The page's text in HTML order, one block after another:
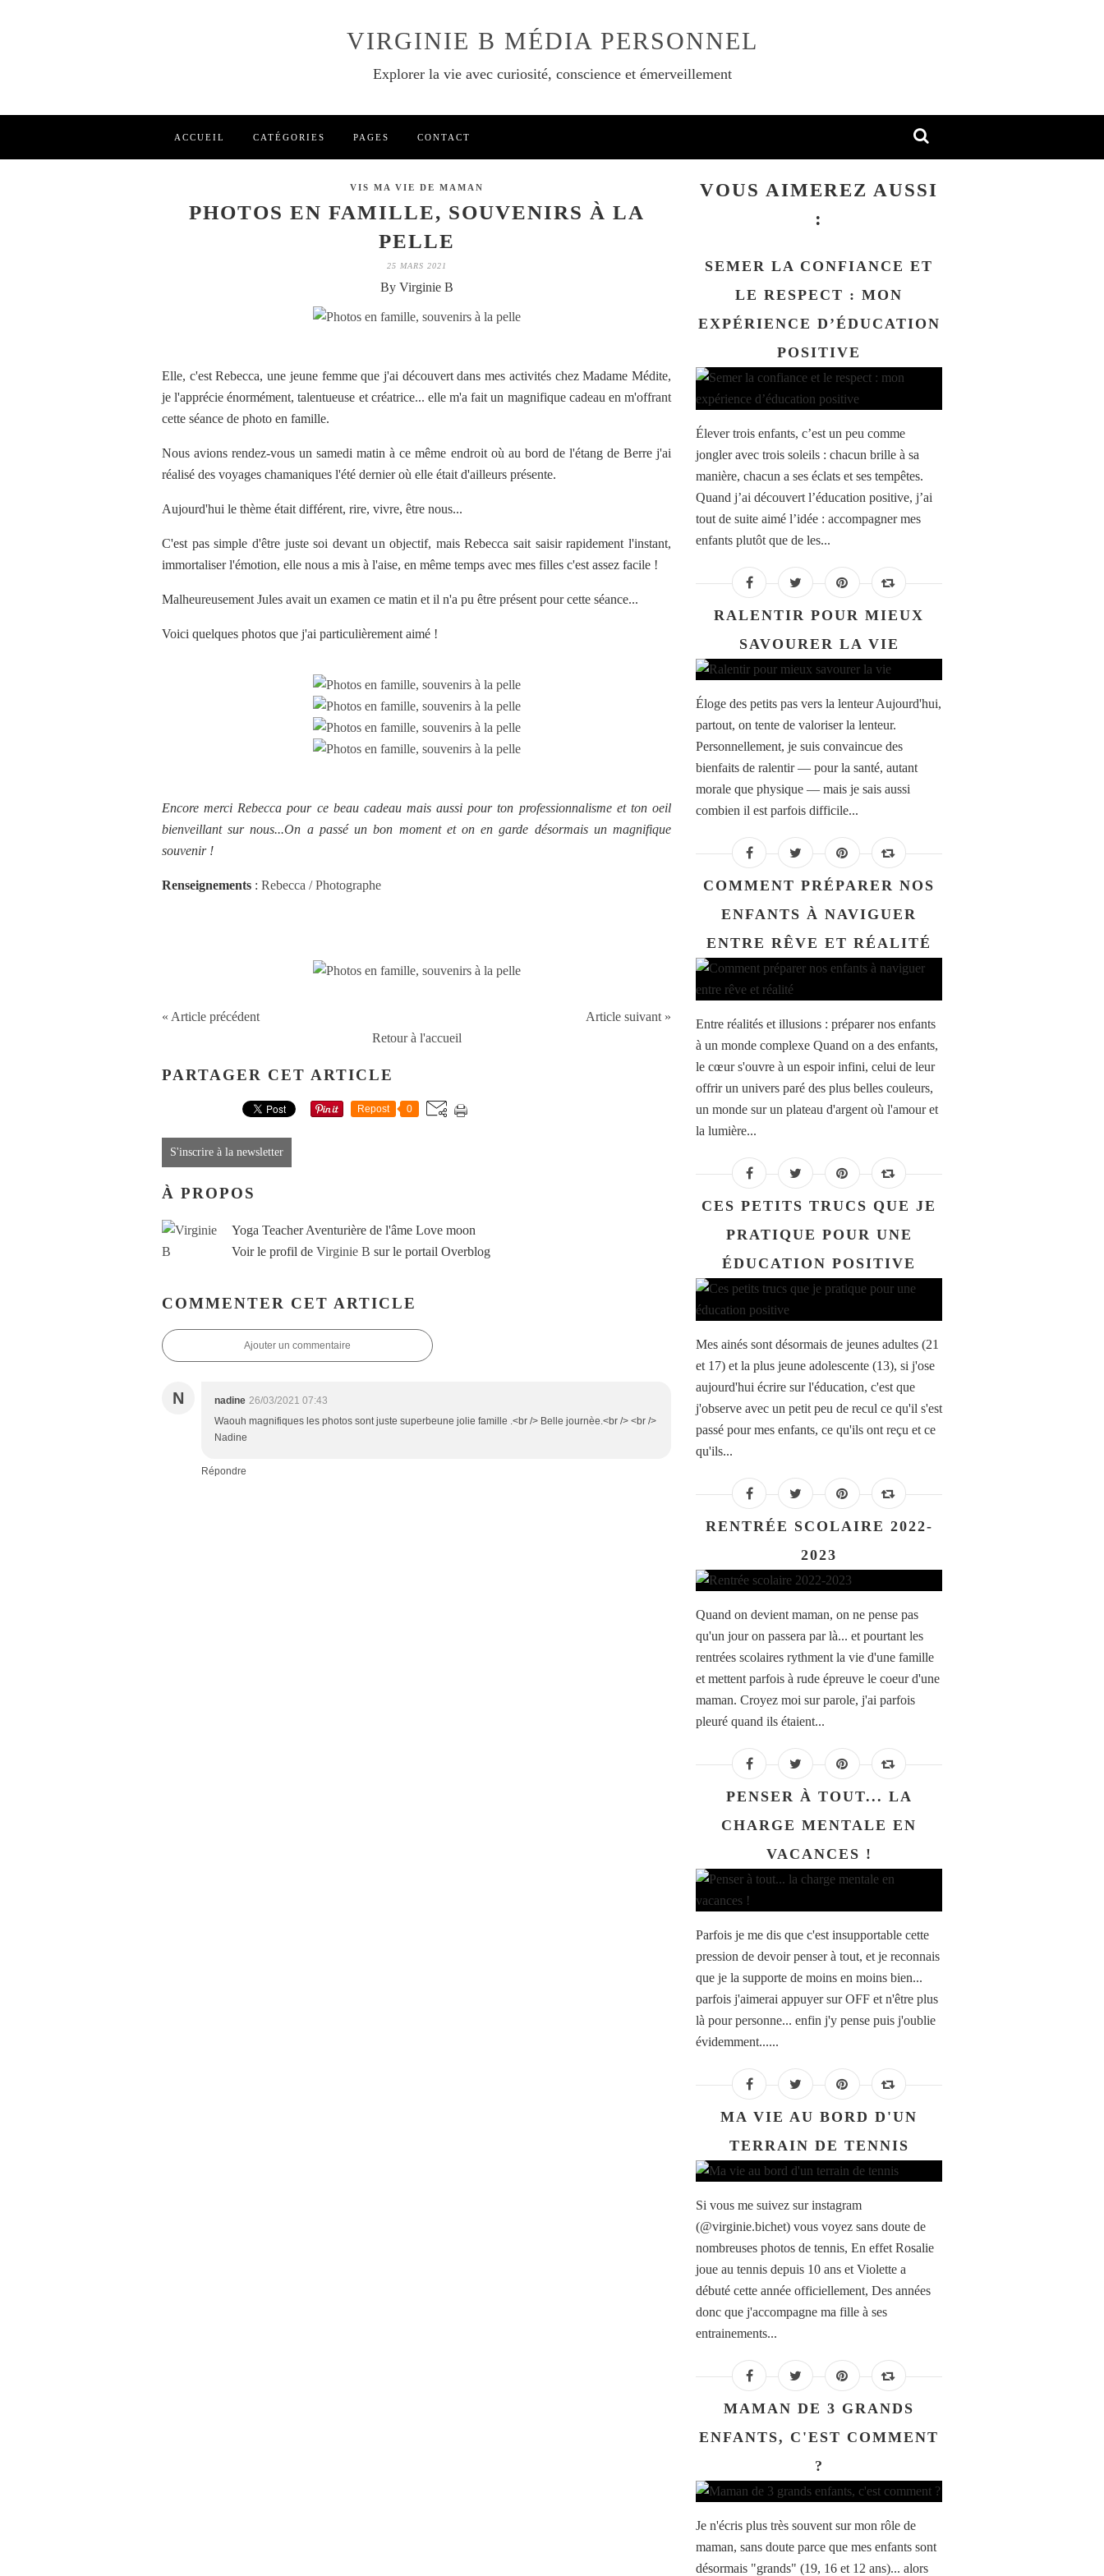
VIRGINIE B MÉDIA PERSONNEL
Explorer la vie avec curiosité, conscience et émerveillement
ACCUEIL CATÉGORIES PAGES CONTACT
VIS MA VIE DE MAMAN
PHOTOS EN FAMILLE, SOUVENIRS À LA
PELLE
25 MARS 2021
By Virginie B
Elle, c'est Rebecca, une jeune femme que j'ai découvert dans mes activités chez Madame Médite,
je l'apprécie énormément, talentueuse et créatrice... elle m'a fait un magnifique cadeau en m'offrant
cette séance de photo en famille.
Nous avions rendez-vous un samedi matin à ce même endroit où au bord de l'étang de Berre j'ai
réalisé des voyages chamaniques l'été dernier où elle était d'ailleurs présente.
Aujourd'hui le thème était différent, rire, vivre, être nous...
C'est pas simple d'être juste soi devant un objectif, mais Rebecca sait saisir rapidement l'instant,
immortaliser l'émotion, elle nous a mis à l'aise, en même temps avec mes filles c'est assez facile !
Malheureusement Jules avait un examen ce matin et il n'a pu être présent pour cette séance...
Voici quelques photos que j'ai particulièrement aimé !
Encore merci Rebecca pour ce beau cadeau mais aussi pour ton professionnalisme et ton oeil
bienveillant sur nous...On a passé un bon moment et on en garde désormais un magnifique
souvenir !
Renseignements : Rebecca / Photographe
« Article précédent
Article suivant »
Retour à l'accueil
PARTAGER CET ARTICLE
Repost 0
S'inscrire à la newsletter
À PROPOS
Yoga Teacher Aventurière de l'âme Love moon
Voir le profil de Virginie B sur le portail Overblog
COMMENTER CET ARTICLE
Ajouter un commentaire
N nadine 26/03/2021 07:43
Waouh magnifiques les photos sont juste superbeune jolie famille .<br /> Belle journèe.<br /> <br />
Nadine
Répondre
VOUS AIMEREZ AUSSI
:
SEMER LA CONFIANCE ET
LE RESPECT : MON
EXPÉRIENCE D’ÉDUCATION
POSITIVE
Élever trois enfants, c’est un peu comme
jongler avec trois soleils : chacun brille à sa
manière, chacun a ses éclats et ses tempêtes.
Quand j’ai découvert l’éducation positive, j’ai
tout de suite aimé l’idée : accompagner mes
enfants plutôt que de les...
RALENTIR POUR MIEUX
SAVOURER LA VIE
Éloge des petits pas vers la lenteur Aujourd'hui,
partout, on tente de valoriser la lenteur.
Personnellement, je suis convaincue des
bienfaits de ralentir — pour la santé, autant
morale que physique — mais je sais aussi
combien il est parfois difficile...
COMMENT PRÉPARER NOS
ENFANTS À NAVIGUER
ENTRE RÊVE ET RÉALITÉ
Entre réalités et illusions : préparer nos enfants
à un monde complexe Quand on a des enfants,
le cœur s'ouvre à un espoir infini, celui de leur
offrir un univers paré des plus belles couleurs,
un monde sur un plateau d'argent où l'amour et
la lumière...
CES PETITS TRUCS QUE JE
PRATIQUE POUR UNE
ÉDUCATION POSITIVE
Mes ainés sont désormais de jeunes adultes (21
et 17) et la plus jeune adolescente (13), si j'ose
aujourd'hui écrire sur l'éducation, c'est que
j'observe avec un petit peu de recul ce qu'il s'est
passé pour mes enfants, ce qu'ils ont reçu et ce
qu'ils...
RENTRÉE SCOLAIRE 2022-
2023
Quand on devient maman, on ne pense pas
qu'un jour on passera par là... et pourtant les
rentrées scolaires rythment la vie d'une famille
et mettent parfois à rude épreuve le coeur d'une
maman. Croyez moi sur parole, j'ai parfois
pleuré quand ils étaient...
PENSER À TOUT... LA
CHARGE MENTALE EN
VACANCES !
Parfois je me dis que c'est insupportable cette
pression de devoir penser à tout, et je reconnais
que je la supporte de moins en moins bien...
parfois j'aimerai appuyer sur OFF et n'être plus
là pour personne... enfin j'y pense puis j'oublie
évidemment......
MA VIE AU BORD D'UN
TERRAIN DE TENNIS
Si vous me suivez sur instagram
(@virginie.bichet) vous voyez sans doute de
nombreuses photos de tennis, En effet Rosalie
joue au tennis depuis 10 ans et Violette a
débuté cette année officiellement, Des années
donc que j'accompagne ma fille à ses
entrainements...
MAMAN DE 3 GRANDS
ENFANTS, C'EST COMMENT
?
Je n'écris plus très souvent sur mon rôle de
maman, sans doute parce que mes enfants sont
désormais "grands" (19, 16 et 12 ans)... alors